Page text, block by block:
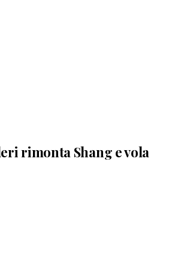
rimonta Shang e vola